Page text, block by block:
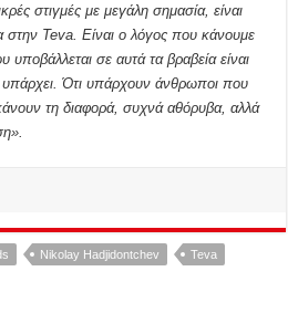
στιγμές με μεγάλη σημασία, είναι
Teva. Είναι ο λόγος που κάνουμε
σε αυτά τα βραβεία είναι
υπάρχει. Ότι υπάρχουν άνθρωποι που
τη διαφορά, συχνά αθόρυβα, αλλά
Nikolay Hadjidontchev
Teva